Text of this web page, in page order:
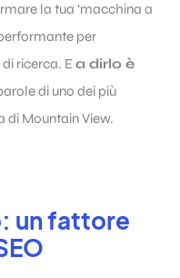
la tua ‘macchina a
per
ricerca. Ea dirlo è
di uno dei più
di Mountain View.
un fattore